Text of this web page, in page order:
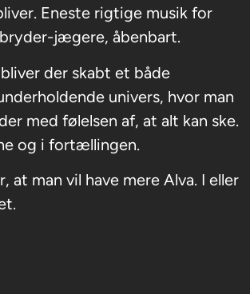
Eneste rigtige musik for
jægere, åbenbart.
der skabt et både
univers, hvor man
med følelsen af, at alt kan ske.
og i fortællingen.
at man vil have mere Alva. I eller